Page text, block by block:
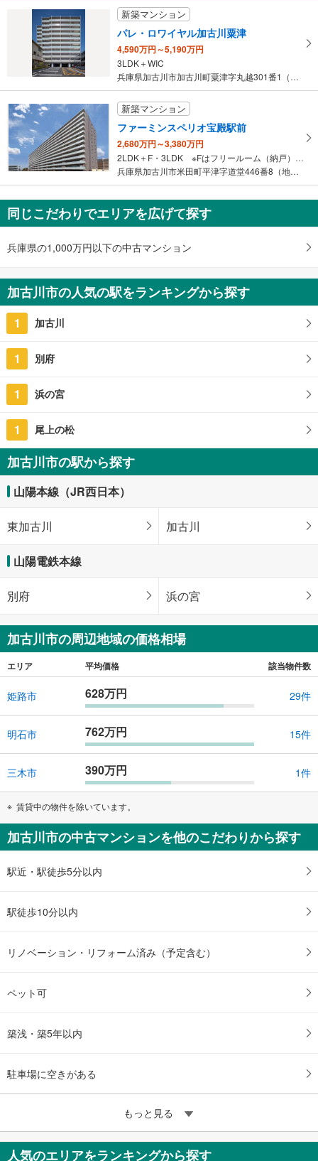
新築マンション
パレ・ロワイヤル加古川粟津
4,590万円～5,190万円
3LDK＋WIC
兵庫県加古川市加古川町粟津字丸越301番1（地番）
新築マンション
ファーミンスペリオ宝殿駅前
2,680万円～3,380万円
2LDK＋F・3LDK ※Fはフリールーム（納戸）です。
兵庫県加古川市米田町平津字道堂446番8（地番）
同じこだわりでエリアを広げて探す
兵庫県の1,000万円以下の中古マンション
加古川市の人気の駅をランキングから探す
1 加古川
1 別府
1 浜の宮
1 尾上の松
加古川市の駅から探す
山陽本線（JR西日本）
東加古川 加古川
山陽電鉄本線
別府 浜の宮
加古川市の周辺地域の価格相場
エリア 平均価格 該当物件数
姫路市 628万円 29件
明石市 762万円 15件
三木市 390万円 1件
賃貸中の物件を除いています。
加古川市の中古マンションを他のこだわりから探す
駅近・駅徒歩5分以内
駅徒歩10分以内
リノベーション・リフォーム済み（予定含む）
ペット可
築浅・築5年以内
駐車場に空きがある
もっと見る
人気のエリアをランキングから探す